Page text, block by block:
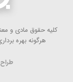
كلیه حقوق مادی و
هرگونه بهره